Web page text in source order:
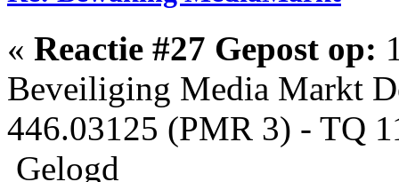
« Reactie #27 Gepost op:
Beveiliging Media Markt
446.03125 (PMR 3) - TQ
Gelogd